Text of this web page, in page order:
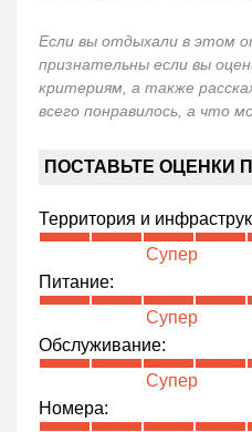
Если вы отдыхали в этом
признательны если вы
критериям, а также
всего понравилось, а что
ПОСТАВЬТЕ ОЦЕНКИ
Территория и
Супер
Питание:
Супер
Обслуживание:
Супер
Номера: